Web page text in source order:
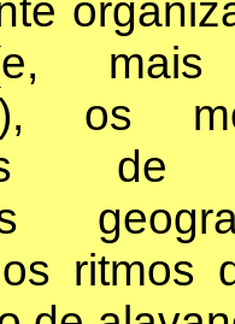
os
de
ritmos